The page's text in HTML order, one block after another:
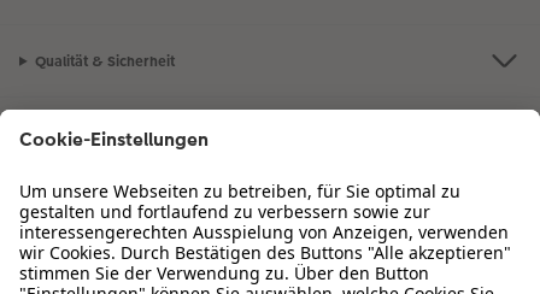
Qualität & Sicherheit
Zertifizierungen & Initiativen
CEWE Fotowelt
Sortiment